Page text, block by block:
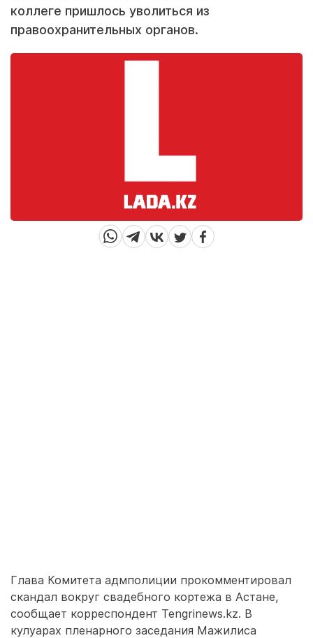
коллеге пришлось уволиться из
правоохранительных органов.
Глава Комитета адмполиции прокомментировал
скандал вокруг свадебного кортежа в Астане,
сообщает корреспондент Tengrinews.kz. В
кулуарах пленарного заседания Мажилиса